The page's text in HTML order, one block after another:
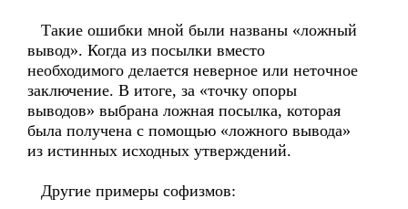
Такие ошибки мной были названы «ложный
вывод». Когда из посылки вместо
необходимого делается неверное или неточное
заключение. В итоге, за «точку опоры
выводов» выбрана ложная посылка, которая
была получена с помощью «ложного вывода»
из истинных исходных утверждений.
Другие примеры софизмов: